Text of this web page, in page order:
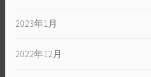
2023年1月
2022年12月